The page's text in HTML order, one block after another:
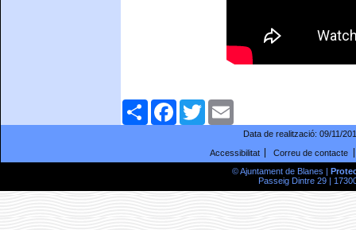
ComparteixFacebookTwitter
Data de realització: 09/11/
Accessibilitat
Correu de contacte
© Ajuntament de Blanes |
Passeig Dintre 29 |